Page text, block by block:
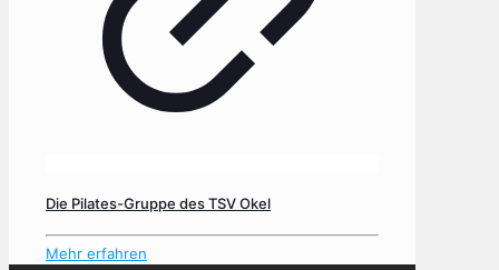
Die Pilates-Gruppe des TSV Okel
Mehr erfahren